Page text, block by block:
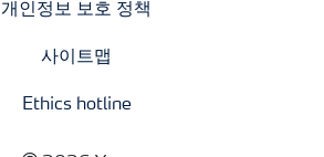
개인정보 보호 정책
사이트맵
Ethics hotline